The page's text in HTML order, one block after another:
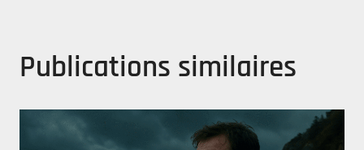
Publications similaires